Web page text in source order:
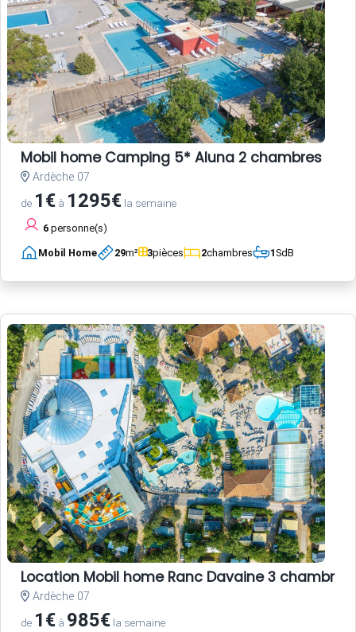
Mobil home Camping 5* Aluna 2 chambres
Ardèche 07
de 1€ à 1295€ la semaine
6 personne(s)
Mobil Home 29m² 3pièces 2chambres 1SdB
Location Mobil home Ranc Davaine 3 chambres
Ardèche 07
de 1€ à 985€ la semaine